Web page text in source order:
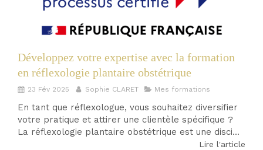
Développez votre expertise avec la formation
en réflexologie plantaire obstétrique
23 Fév 2025 Sophie CLARET Mes formations
En tant que réflexologue, vous souhaitez diversifier
votre pratique et attirer une clientèle spécifique ?
La réflexologie plantaire obstétrique est une disci...
Lire l'article